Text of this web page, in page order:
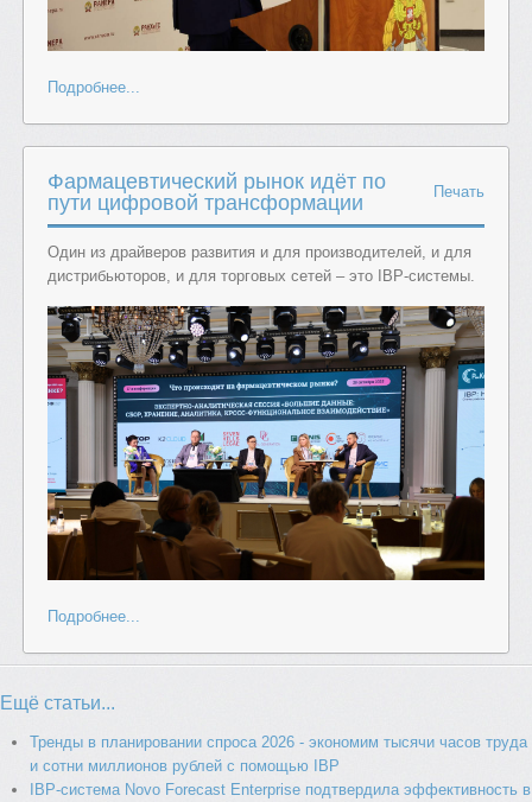
Подробнее...
Печать
Фармацевтический рынок идёт по
пути цифровой трансформации
Oдин из драйверов развития и для производителей, и для
дистрибьюторов, и для торговых сетей – это IBP-системы.
Подробнее...
Ещё статьи...
Тренды в планировании спроса 2026 - экономим тысячи часов труда
и сотни миллионов рублей с помощью IBP
IBP-система Novo Forecast Enterprise подтвердила эффективность в